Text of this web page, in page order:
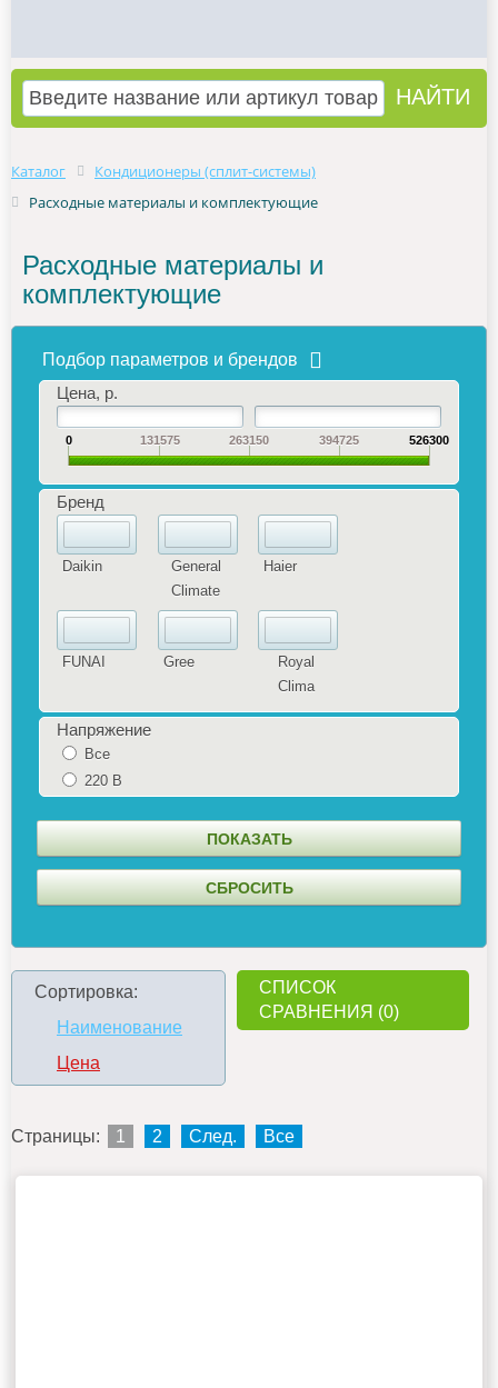
Каталог
Кондиционеры (сплит-системы)
Расходные материалы и комплектующие
Расходные материалы и
комплектующие
Подбор параметров и брендов
Цена, р.
0 131575 263150 394725 526300
Бренд
Daikin
FUNAI
General
Climate
Gree
Haier
Royal
Clima
Напряжение
Все
220 В
Сортировка:
Наименование
Цена
СПИСОК
СРАВНЕНИЯ (0)
Страницы: 1 2 След. Все